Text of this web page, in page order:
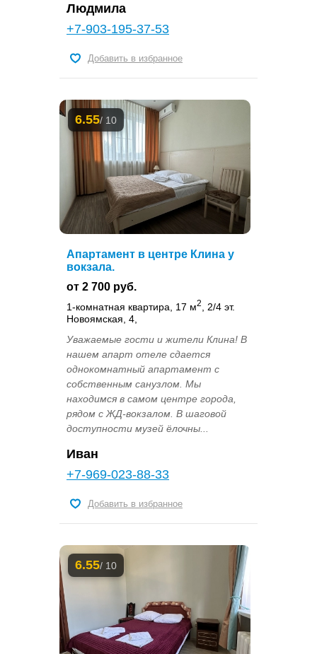
Людмила
+7-903-195-37-53
Добавить в избранное
6.55/ 10
Апартамент в центре Клина у
вокзала.
от 2 700 руб.
1-комнатная квартира, 17 м2
, 2/4 эт.
Новоямская, 4,
Уважаемые гости и жители Клина! В
нашем апарт отеле сдается
однокомнатный апартамент с
собственным санузлом. Мы
находимся в самом центре города,
рядом с ЖД-вокзалом. В шаговой
доступности музей ёлочны...
Иван
+7-969-023-88-33
Добавить в избранное
6.55/ 10